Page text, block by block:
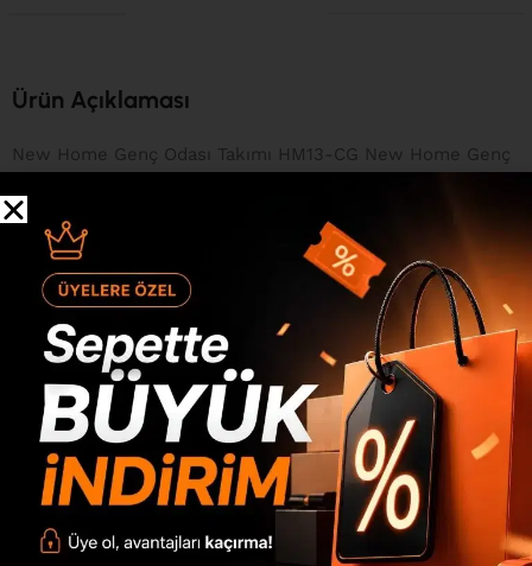
Ürün Açıklaması
New Home Genç Odası Takımı HM13-CG New Home Genç
tarafınıza gönderilmektedir. Bu muhteşem Genç Odası
Takımı, yaşam alanınıza sıcaklık ve estetik katmanın yanı
sıra pratik kullanım sağlamaktadır. E1 kalite
standartlarındaki çevre ve çocuk sağlığına uygun melamin
kaplı 18mm yonga levha ve 3mm mdflam, bu eşsiz ürünün
dayanıklılığını ve çevresel dostu yapısını temin eder.
Ayrıca, 0.80mm pvc bant detayları ile şıklık ön plandadır.
Bağlantı Sistemi New Home Genç Odası Takımı HM13-CG
ürünümüzü oluşturan parçalar, minifix bağlantı sistemi ile
birleştirilmektedir. Bu sayede, ürünü defalarca söküp
takabilme özelliğine sahip olursunuz. Paketleme Sistemi
Uluslararası standartlarda dolgu malzemeleri ile
paketlenen ürünümüz, sizlere en güvenli ve profesyonel